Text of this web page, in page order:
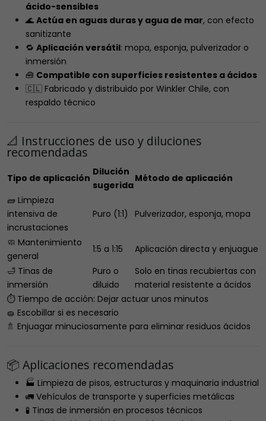
ácido-sensibles
🌊 Actúa en aguas duras y agua de mar, con efecto
sanitizante
🔁 Aplicación versátil: mopa, esponja, pulverizador o
inmersión
🧰 Compatible con superficies resistentes a ácidos
🇨🇱 Fabricado y distribuido por Winkler Chile, con
respaldo técnico
📐 Instrucciones de uso y diluciones
recomendadas
Tipo de aplicación
Dilución
sugerida
Método de aplicación
🧱 Limpieza
intensiva de
incrustaciones
Puro (1:1) Pulverizador, esponja, mopa
🧼 Mantenimiento
general
1:5 a 1:15
Aplicación directa y enjuague
🛁 Tinas de
inmersión
Puro o
diluido
Solo en tinas recubiertas con
material resistente a ácidos
⏱️ Tiempo de acción: Dejar actuar unos minutos
🧽 Escobillar si es necesario
🚿 Enjuagar minuciosamente para eliminar residuos ácidos
📦 Aplicaciones recomendadas
🏭 Limpieza de pisos, estructuras y maquinaria industrial
🚛 Vehículos de transporte y superficies metálicas
🧪 Tinas de inmersión en procesos técnicos